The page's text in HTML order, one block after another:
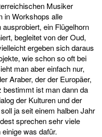
Musiker
in Workshops alle
ein Flügelhorn
begleitet von der Oud,
ergeben sich daraus
wie schon so oft bei
man aber einfach nur,
Araber, der der Europäer,
ist man dann da
der Kulturen und der
ja seit einem halben Jahr
sprechen sehr viele
was dafür.